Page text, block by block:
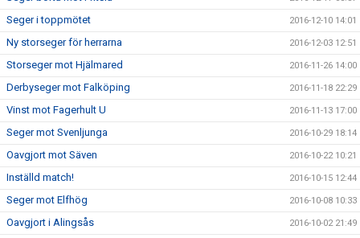
Seger i toppmötet 2016-12-10 14:01
Ny storseger för herrarna 2016-12-03 12:51
Storseger mot Hjälmared 2016-11-26 14:00
Derbyseger mot Falköping 2016-11-18 22:29
Vinst mot Fagerhult U 2016-11-13 17:00
Seger mot Svenljunga 2016-10-29 18:14
Oavgjort mot Säven 2016-10-22 10:21
Inställd match! 2016-10-15 12:44
Seger mot Elfhög 2016-10-08 10:33
Oavgjort i Alingsås 2016-10-02 21:49